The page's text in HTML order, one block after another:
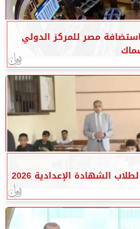
مصر للمركز الدولي
الشهادة الإعدادية 2026